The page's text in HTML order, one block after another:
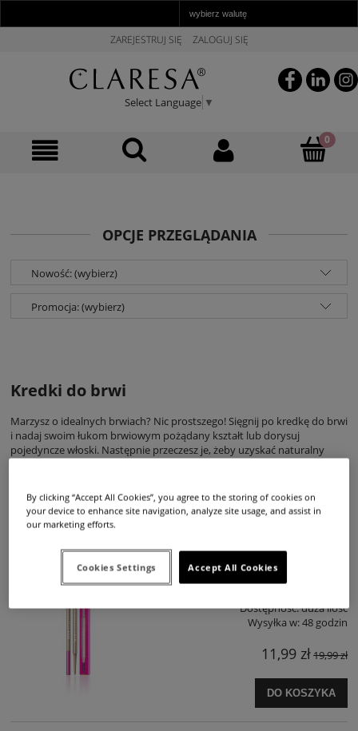
ZAREJESTRUJ SIĘ ZALOGUJ SIĘ
Select Language ▼
OPCJE PRZEGLĄDANIA
Nowość: (wybierz)
Promocja: (wybierz)
Kredki do brwi
Marzysz o idealnych brwiach? Nic prostszego! Sięgnij po kredkę do brwi
i nadaj swoim łukom brwiowym pożądany kształt lub dorysuj
pojedyncze włoski. Następnie przeczesz je, żeby uzyskać naturalny
pewno znajdziesz coś dla siebie.
CLARESA BROWMANCE ultra slim pencil
automatyczna kredka do brwi 01 soft brown
Dostępność:duża ilość
Wysyłka w:48 godzin
11,99 zł19,99 zł
DO KOSZYKA
By clicking “Accept All Cookies”, you agree to the storing of cookies on
your device to enhance site navigation, analyze site usage, and assist in
our marketing efforts.
Accept All Cookies
Cookies Settings